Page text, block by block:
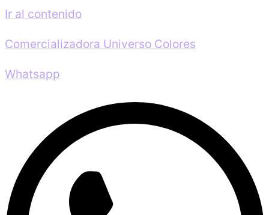
Ir al contenido
Comercializadora Universo Colores
Whatsapp